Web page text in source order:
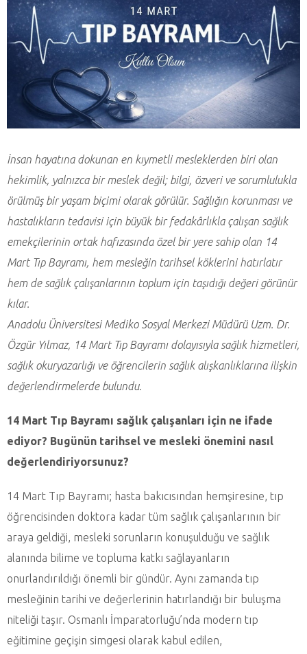
İnsan hayatına dokunan en kıymetli mesleklerden biri olan
hekimlik, yalnızca bir meslek değil; bilgi, özveri ve sorumlulukla
örülmüş bir yaşam biçimi olarak görülür. Sağlığın korunması ve
hastalıkların tedavisi için büyük bir fedakârlıkla çalışan sağlık
emekçilerinin ortak hafızasında özel bir yere sahip olan 14
Mart Tıp Bayramı, hem mesleğin tarihsel köklerini hatırlatır
hem de sağlık çalışanlarının toplum için taşıdığı değeri görünür
kılar.
Anadolu Üniversitesi Mediko Sosyal Merkezi Müdürü Uzm. Dr.
Özgür Yılmaz, 14 Mart Tıp Bayramı dolayısıyla sağlık hizmetleri,
sağlık okuryazarlığı ve öğrencilerin sağlık alışkanlıklarına ilişkin
değerlendirmelerde bulundu.
14 Mart Tıp Bayramı sağlık çalışanları için ne ifade
ediyor? Bugünün tarihsel ve mesleki önemini nasıl
değerlendiriyorsunuz?
14 Mart Tıp Bayramı; hasta bakıcısından hemşiresine, tıp
öğrencisinden doktora kadar tüm sağlık çalışanlarının bir
araya geldiği, mesleki sorunların konuşulduğu ve sağlık
alanında bilime ve topluma katkı sağlayanların
onurlandırıldığı önemli bir gündür. Aynı zamanda tıp
mesleğinin tarihi ve değerlerinin hatırlandığı bir buluşma
niteliği taşır. Osmanlı İmparatorluğu’nda modern tıp
eğitimine geçişin simgesi olarak kabul edilen,